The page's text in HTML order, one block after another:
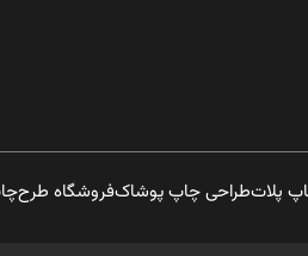
پلاتطراحی چاپ پوشاکفروشگاه طرح